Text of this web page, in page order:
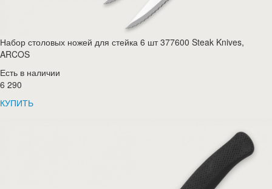
Набор столовых ножей для стейка 6 шт 377600 Steak Knives,
ARCOS
Есть в наличии
6 290
КУПИТЬ